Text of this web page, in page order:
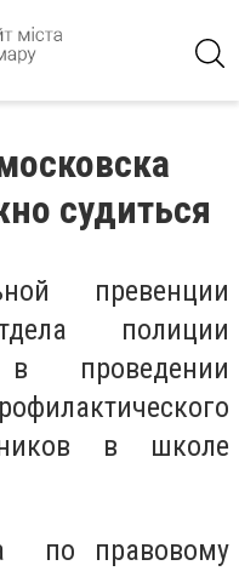
судиться
превенции
полиции
проведении
в школе
по правовому